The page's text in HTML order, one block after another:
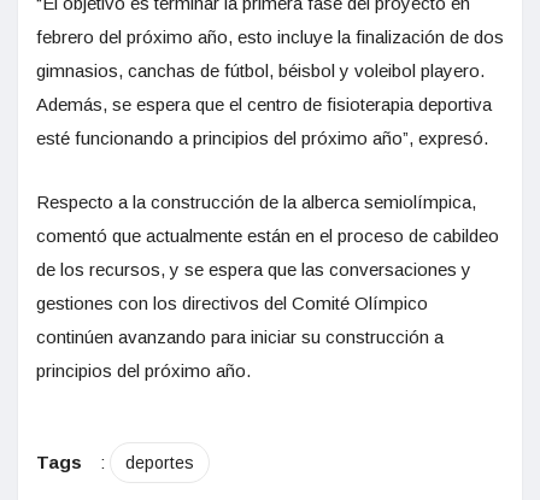
febrero del próximo año, esto incluye la finalización de dos
gimnasios, canchas de fútbol, béisbol y voleibol playero.
Además, se espera que el centro de fisioterapia deportiva
esté funcionando a principios del próximo año”, expresó.
Respecto a la construcción de la alberca semiolímpica,
comentó que actualmente están en el proceso de cabildeo
de los recursos, y se espera que las conversaciones y
gestiones con los directivos del Comité Olímpico
continúen avanzando para iniciar su construcción a
principios del próximo año.
Tags : deportes